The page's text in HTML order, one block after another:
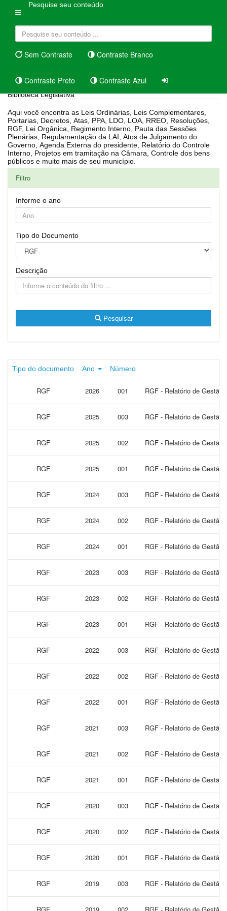
Pesquise seu conteúdo
Sem Contraste Contraste Branco
Contraste Preto Contraste Azul
Biblioteca Legislativa
Aqui você encontra as Leis Ordinárias, Leis Complementares,
Portarias, Decretos, Atas, PPA, LDO, LOA, RREO, Resoluções,
RGF, Lei Orgânica, Regimento Interno, Pauta das Sessões
Plenárias, Regulamentação da LAI, Atos de Julgamento do
Governo, Agenda Externa do presidente, Relatório do Controle
Interno, Projetos em tramitação na Câmara, Controle dos bens
públicos e muito mais de seu município.
Filtro
Informe o ano
Tipo do Documento
Descrição
Pesquisar
Tipo do documento Ano Número
RGF 2026 001 RGF - Relatório de Gestão
RGF 2025 003 RGF - Relatório de Gestão
RGF 2025 002 RGF - Relatório de Gestão
RGF 2025 001 RGF - Relatório de Gestão
RGF 2024 003 RGF - Relatório de Gestão
RGF 2024 002 RGF - Relatório de Gestão
RGF 2024 001 RGF - Relatório de Gestão
RGF 2023 003 RGF - Relatório de Gestão
RGF 2023 002 RGF - Relatório de Gestão
RGF 2023 001 RGF - Relatório de Gestão
RGF 2022 003 RGF - Relatório de Gestão
RGF 2022 002 RGF - Relatório de Gestão
RGF 2022 001 RGF - Relatório de Gestão
RGF 2021 003 RGF - Relatório de Gestão
RGF 2021 002 RGF - Relatório de Gestão
RGF 2021 001 RGF - Relatório de Gestão
RGF 2020 003 RGF - Relatório de Gestão
RGF 2020 002 RGF - Relatório de
RGF 2020 001 RGF - Relatório de
RGF 2019 003 RGF - Relatório de Gestão